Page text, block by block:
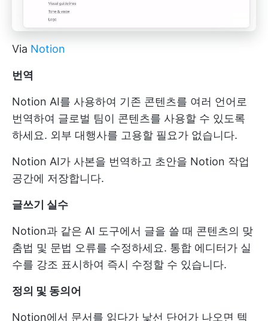
Via Notion
번역
Notion AI를 사용하여 기존 콘텐츠를 여러 언어로
번역하여 글로벌 팀이 콘텐츠를 사용할 수 있도록
하세요. 외부 대행사를 고용할 필요가 없습니다.
Notion AI가 사본을 번역하고 초안을 Notion 작업
공간에 저장합니다.
글쓰기 실수
Notion과 같은 AI 도구에서 글을 쓸 때 콘텐츠의 맞
춤법 및 문법 오류를 수정하세요. 통합 에디터가 실
수를 강조 표시하여 즉시 수정할 수 있습니다.
정의 및 동의어
Notion에서 문서를 읽다가 낯선 단어가 나오면 텍